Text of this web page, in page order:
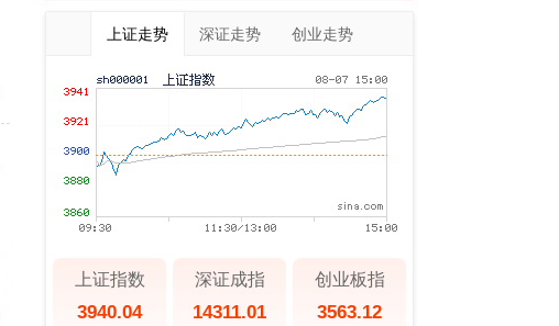
上证走势 深证走势 创业走势
上证指数
3940.04
深证成指
14311.01
创业板指
3563.12